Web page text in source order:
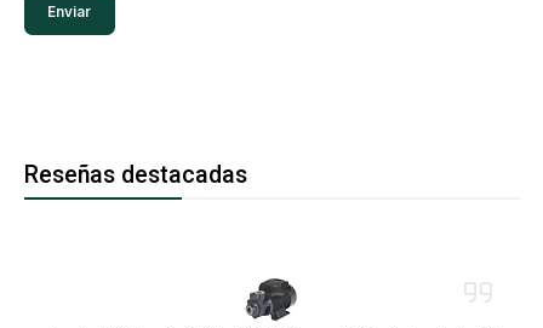
Reseñas destacadas